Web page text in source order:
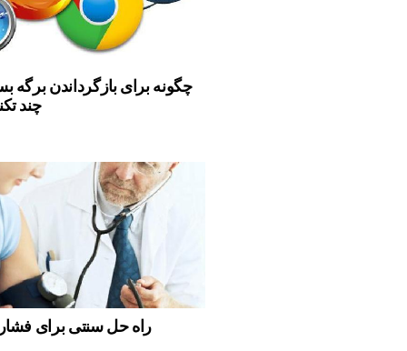
چگونه برای بازگرداندن برگه
چند
راه حل سنتی برای فشار